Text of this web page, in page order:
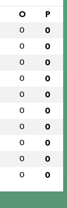
O P
0 0
0 0
0 0
0 0
0 0
0 0
0 0
0 0
0 0
0 0